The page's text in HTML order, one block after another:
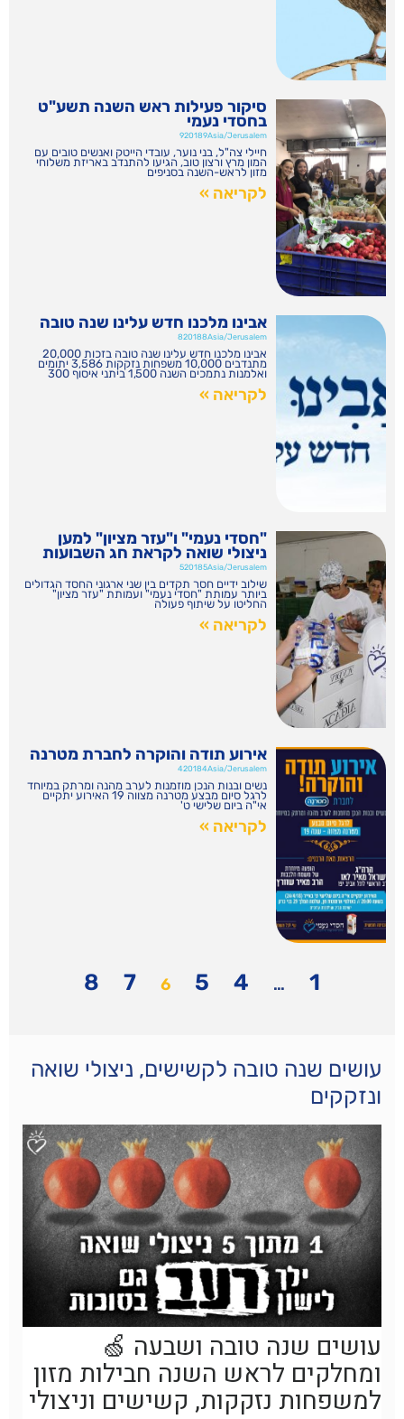
סיקור פעילות ראש השנה תשע"ט
בחסדי נעמי
920189Asia/Jerusalem
חיילי צה"ל, בני נוער, עובדי הייטק ואנשים טובים עם
המון מרץ ורצון טוב, הגיעו להתנדב באריזת משלוחי
מזון לראש-השנה בסניפים
לקריאה »
אבינו מלכנו חדש עלינו שנה טובה
820188Asia/Jerusalem
אבינו מלכנו חדש עלינו שנה טובה בזכות 20,000
מתנדבים 10,000 משפחות נזקקות 3,586 יתומים
ואלמנות נתמכים השנה 1,500 ביתני איסוף 300
לקריאה »
"חסדי נעמי" ו"עזר מציון" למען
ניצולי שואה לקראת חג השבועות
520185Asia/Jerusalem
שילוב ידיים חסר תקדים בין שני ארגוני החסד הגדולים
ביותר עמותת "חסדי נעמי" ועמותת "עזר מציון"
החליטו על שיתוף פעולה
לקריאה »
אירוע תודה והוקרה לחברת מטרנה
420184Asia/Jerusalem
נשים ובנות הנכן מוזמנות לערב מהנה ומרתק במיוחד
לרגל סיום מבצע מטרנה מצווה 19 האירוע יתקיים
אי"ה ביום שלישי ט'
לקריאה »
1
…
4
5
6
7
8
עושים שנה טובה לקשישים, ניצולי שואה
ונזקקים